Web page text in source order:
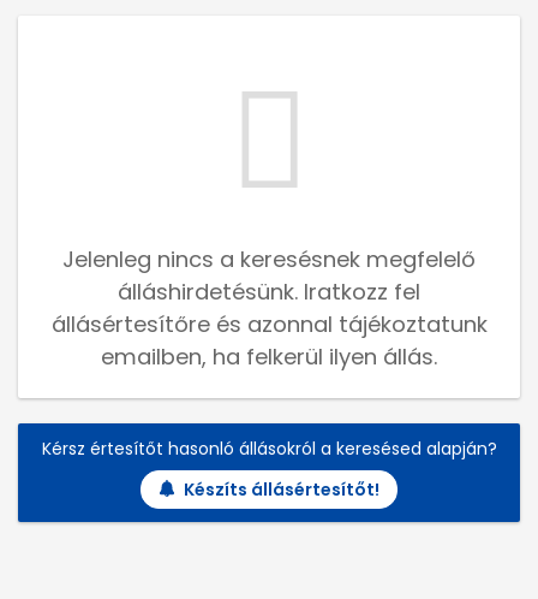
Jelenleg nincs a keresésnek megfelelő
álláshirdetésünk. Iratkozz fel
állásértesítőre és azonnal tájékoztatunk
emailben, ha felkerül ilyen állás.
Kérsz értesítőt hasonló állásokról a keresésed alapján?
Készíts állásértesítőt!